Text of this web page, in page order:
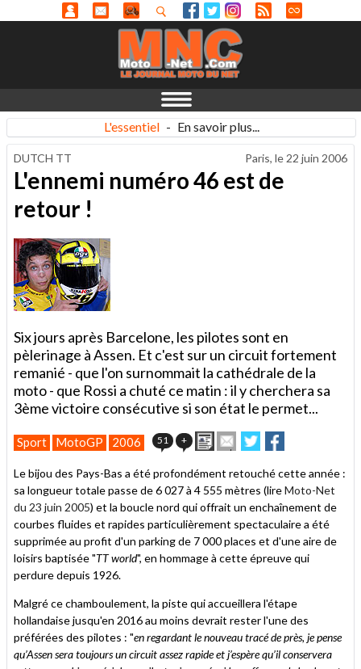
L'essentiel - En savoir plus...
DUTCH TT Paris, le 22 juin 2006
L'ennemi numéro 46 est de
retour !
Six jours après Barcelone, les pilotes sont en
pèlerinage à Assen. Et c'est sur un circuit fortement
remanié - que l'on surnommait la cathédrale de la
moto - que Rossi a chuté ce matin : il y cherchera sa
3ème victoire consécutive si son état le permet...
Sport MotoGP 2006 51 + ImprimerEnvoyer
cet
à
un
ami
Partager
sur
sur
Le bijou des Pays-Bas a été profondément retouché cette année :
sa longueur totale passe de 6 027 à 4 555 mètres (lireMoto-Net
du 23 juin 2005) et la boucle nord qui offrait un enchaînement de
courbes fluides et rapides particulièrement spectaculaire a été
supprimée au profit d'un parking de 7 000 places et d'une aire de
loisirs baptisée "TT world", en hommage à cette épreuve qui
perdure depuis 1926.
Malgré ce chamboulement, la piste qui accueillera l'étape
hollandaise jusqu'en 2016 au moins devrait rester l'une des
préférées des pilotes : "en regardant le nouveau tracé de près, je pense
qu’Assen sera toujours un circuit assez rapide et j’espère qu’il conservera